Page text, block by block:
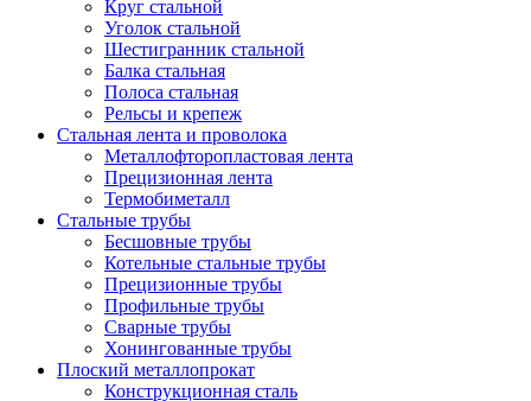
Круг стальной
Уголок стальной
Шестигранник стальной
Балка стальная
Полоса стальная
Рельсы и крепеж
Стальная лента и проволока
Металлофторопластовая лента
Прецизионная лента
Термобиметалл
Стальные трубы
Бесшовные трубы
Котельные стальные трубы
Прецизионные трубы
Профильные трубы
Сварные трубы
Хонингованные трубы
Плоский металлопрокат
Конструкционная сталь